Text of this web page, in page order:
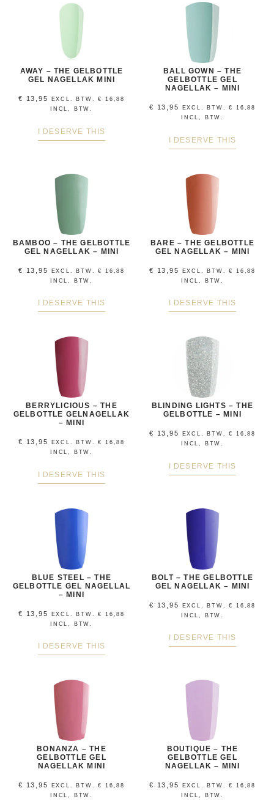
AWAY – THE GELBOTTLE
GEL NAGELLAK MINI
€ 13,95 EXCL. BTW.€
16,88
INCL, BTW.
I DESERVE THIS
BALL GOWN – THE
GELBOTTLE GEL
NAGELLAK – MINI
€ 13,95 EXCL. BTW.€
16,88
INCL, BTW.
I DESERVE THIS
BAMBOO – THE GELBOTTLE
GEL NAGELLAK – MINI
€ 13,95 EXCL. BTW.€
16,88
INCL, BTW.
I DESERVE THIS
BARE – THE GELBOTTLE
GEL NAGELLAK – MINI
€ 13,95 EXCL. BTW.€
16,88
INCL, BTW.
I DESERVE THIS
BERRYLICIOUS – THE
GELBOTTLE GELNAGELLAK
– MINI
€ 13,95 EXCL. BTW.€
16,88
INCL, BTW.
I DESERVE THIS
BLINDING LIGHTS – THE
GELBOTTLE – MINI
€ 13,95 EXCL. BTW.€
16,88
INCL, BTW.
I DESERVE THIS
BLUE STEEL – THE
GELBOTTLE GEL NAGELLAL
– MINI
€ 13,95 EXCL. BTW.€
16,88
INCL, BTW.
I DESERVE THIS
BOLT – THE GELBOTTLE
GEL NAGELLAK – MINI
€ 13,95 EXCL. BTW.€
16,88
INCL, BTW.
I DESERVE THIS
BONANZA – THE
GELBOTTLE GEL
NAGELLAK MINI
€ 13,95 EXCL. BTW.€
16,88
INCL, BTW.
BOUTIQUE – THE
GELBOTTLE GEL
NAGELLAK – MINI
€ 13,95 EXCL. BTW.€
16,88
INCL, BTW.